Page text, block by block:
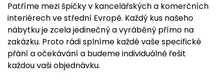
Patříme mezi špičky v kancelářských a komerčních
interiérech ve střední Evropě. Každý kus našeho
nábytku je zcela jedinečný a vyráběný přímo na
zakázku. Proto rádi splníme každé vaše specifické
přání a očekávání a budeme individuálně řešit
každou vaši objednávku.